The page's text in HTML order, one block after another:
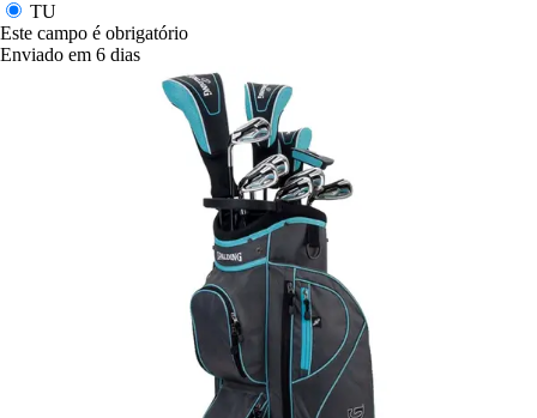
TU
Este campo é obrigatório
Enviado em 6 dias